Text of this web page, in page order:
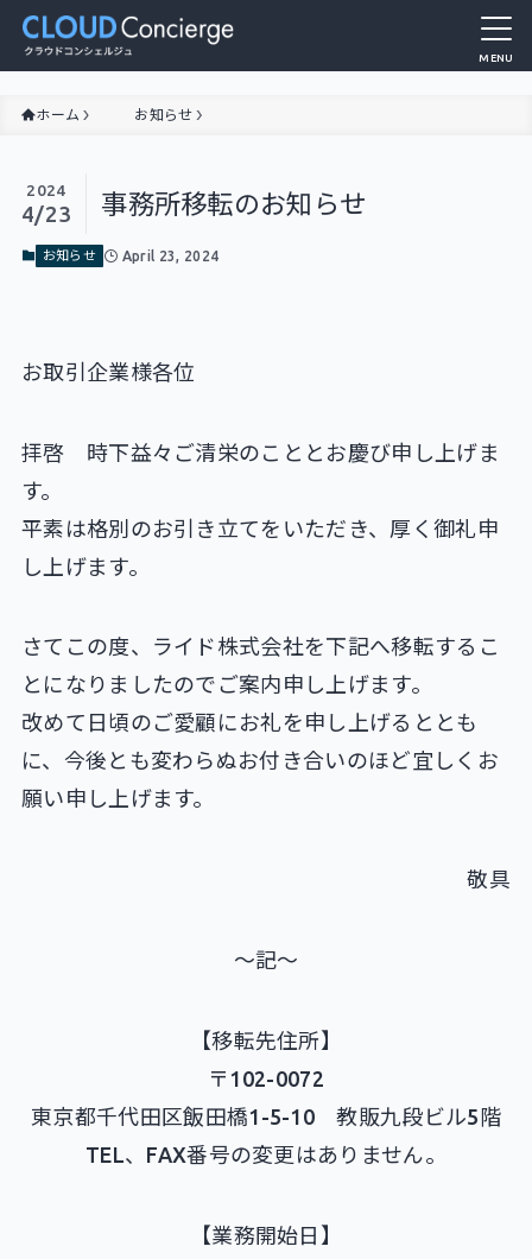
MENU
ホーム お知らせ
事務所移転のお知らせ
2024
4/23
お知らせ April 23, 2024
お取引企業様各位
拝啓 時下益々ご清栄のこととお慶び申し上げま
す。
平素は格別のお引き立てをいただき、厚く御礼申
し上げます。
さてこの度、ライド株式会社を下記へ移転するこ
とになりましたのでご案内申し上げます。
改めて日頃のご愛顧にお礼を申し上げるととも
に、今後とも変わらぬお付き合いのほど宜しくお
願い申し上げます。
敬具
～記～
【移転先住所】
〒102-0072
東京都千代田区飯田橋1-5-10 教販九段ビル5階
TEL、FAX番号の変更はありません。
【業務開始日】